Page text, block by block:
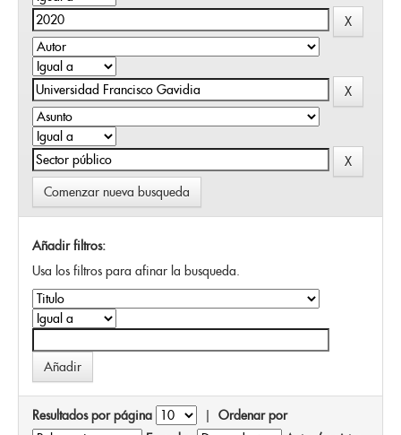
Comenzar nueva busqueda
Añadir filtros:
Usa los filtros para afinar la busqueda.
Resultados por página | Ordenar por